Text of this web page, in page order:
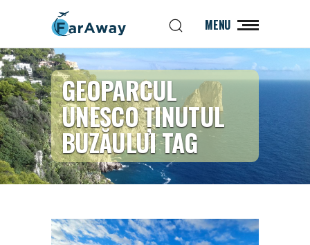
MENU
GEOPARCUL
UNESCO ȚINUTUL
BUZĂULUI TAG